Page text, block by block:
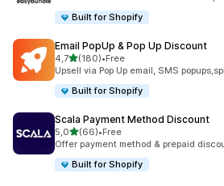
Built for Shopify
Email PopUp & Pop Up Discount
4,7z 5 hvězd
(180)
Celkový počet recenzí: 180
•Free
Upsell via Pop Up email, SMS
Built for Shopify
Scala Payment Method Discount
5,0z 5 hvězd
(66)
Celkový počet recenzí: 66
•Free
Offer payment method & prepaid
Built for Shopify